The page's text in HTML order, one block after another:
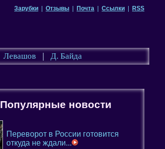
Зарубки Отзывы Почта Ссылки RSS
Левашов | Д. Байда
Популярные новости
Переворот в России готовится
откуда не ждали...